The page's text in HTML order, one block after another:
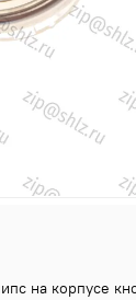
на корпусе